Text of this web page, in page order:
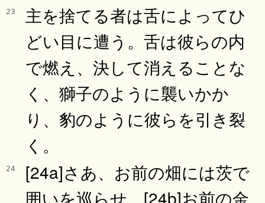
23
主を捨てる者は舌によってひ
どい目に遭う。舌は彼らの内
で燃え、決して消えることな
く、獅子のように襲いかか
り、豹のように彼らを引き裂
く。
24
[24a]さあ、お前の畑には茨で
囲いを巡らせ。[24b]お前の金